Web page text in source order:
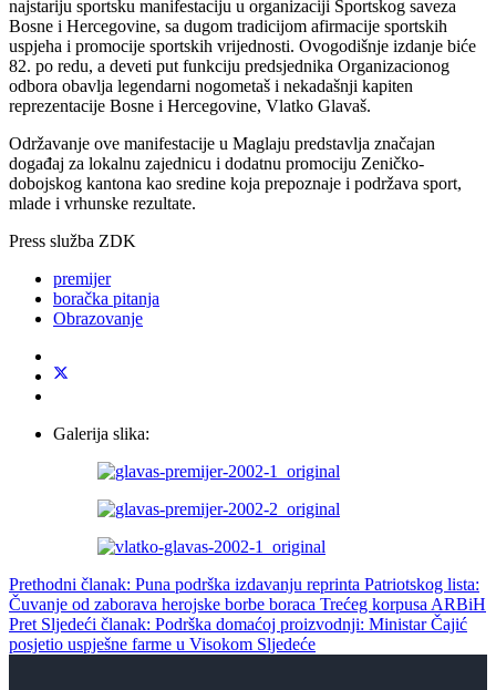
najstariju sportsku manifestaciju u organizaciji Sportskog saveza
Bosne i Hercegovine, sa dugom tradicijom afirmacije sportskih
uspjeha i promocije sportskih vrijednosti. Ovogodišnje izdanje biće
82. po redu, a deveti put funkciju predsjednika Organizacionog
odbora obavlja legendarni nogometaš i nekadašnji kapiten
reprezentacije Bosne i Hercegovine, Vlatko Glavaš.
Održavanje ove manifestacije u Maglaju predstavlja značajan
događaj za lokalnu zajednicu i dodatnu promociju Zeničko-
dobojskog kantona kao sredine koja prepoznaje i podržava sport,
mlade i vrhunske rezultate.
Press služba ZDK
premijer
boračka pitanja
Obrazovanje
Galerija slika:
Prethodni članak: Puna podrška izdavanju reprinta Patriotskog lista:
Čuvanje od zaborava herojske borbe boraca Trećeg korpusa ARBiH
Pret Sljedeći članak: Podrška domaćoj proizvodnji: Ministar Čajić
posjetio uspješne farme u Visokom Sljedeće